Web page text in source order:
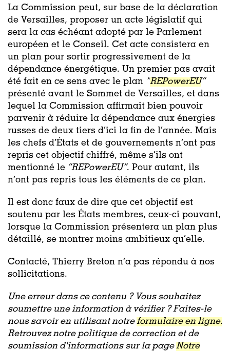
La Commission peut, sur base de la déclaration
de Versailles, proposer un acte législatif qui
sera la cas échéant adopté par le Parlement
européen et le Conseil. Cet acte consistera en
un plan pour sortir progressivement de la
dépendance énergétique. Un premier pas avait
été fait en ce sens avec le plan “REPowerEU”
présenté avant le Sommet de Versailles, et dans
lequel la Commission affirmait bien pouvoir
parvenir à réduire la dépendance aux énergies
russes de deux tiers d’ici la fin de l’année. Mais
les chefs d’États et de gouvernements n’ont pas
repris cet objectif chiffré, même s’ils ont
mentionné le “REPowerEU”. Pour autant, ils
n’ont pas repris tous les éléments de ce plan.
Il est donc faux de dire que cet objectif est
soutenu par les États membres, ceux-ci pouvant,
lorsque la Commission présentera un plan plus
détaillé, se montrer moins ambitieux qu’elle.
Contacté, Thierry Breton n’a pas répondu à nos
sollicitations.
Une erreur dans ce contenu ? Vous souhaitez
soumettre une information à vérifier ? Faites-le
nous savoir en utilisant notreformulaire en ligne.
Retrouvez notre politique de correction et de
soumission d'informations sur la pageNotre